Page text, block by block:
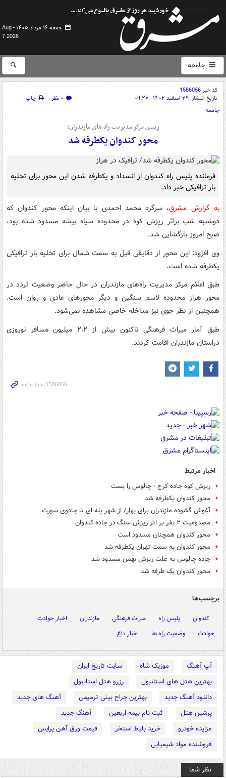
جمعه ۱۶ مرداد ۱۴۰۵ -
Aug
7 2026
جامعه
کد خبر1586056
تاریخ انتشار: ۲۹ اسفند ۱۴۰۲ - ۰۹:۲۶ ۰ نظر
چاپ
جامعه
رییس مرکز مدیریت راه های مازندران:
محور کندوان یکطرفه شد
فرمانده پلیس راه کندوان از انسداد و یکطرفه شدن این محور برای تخلیه
بار ترافیکی خبر داد.
به گزارش مشرق، سرگرد محمد احمدی با بیان اینکه محور کندوان که
دوشنبه شب براثر ریزش کوه در محدوده سیاه بیشه مسدود شده بود،
صبح امروز بازگشایی شد.
وی افزود: این محور از دقایقی قبل به سمت شمال برای تخلیه بار ترافیکی
یکطرفه شده است.
طبق اعلام مرکز مدیریت راه‌های مازندران در حال حاضر وضعیت تردد در
محور هراز محدوده لاسم سنگین و دیگر محورهای عادی و روان است.
همچنین از نظر جوی نیز مداخله خاصی مشاهده نمی‌شود.
طبق آمار میراث فرهنگی تاکنون بیش از ۲.۲ میلیون مسافر نوروزی
دراستان مازندران اقامت کردند.
اخبار مرتبط
ریزش کوه جاده کرج - چالوس را بست
محور کندوان یکطرفه شد
آغوش گشوده مازندران برای بهار/ از شهر پله ای تا جادوی سورت
مصدومیت ۲ نفر بر اثر ریزش سنگ در جاده کندوان
محور کندوان همچنان مسدود است
محور کندوان به سمت تهران یکطرفه شد
جاده چالوس به علت ریزش بهمن مسدود شد
محور کندوان یک طرفه شد
برچسب‌ها
کندوان پلیس راه میراث فرهنگی مازندران
اخبار حوادث
حوادث
وضعیت راه ها اخبار داغ
آپ آهنگ موزیک شاه
سایت تاریخ ایران
بهترین هتل های استانبول
رزرو هتل استانبول
دانلود آهنگ جدید
بهترین جراح بینی ترمیمی
آهنگ های جدید
پرشین هتل
ثبت نام بیمه اربعین
آهنگ جدید
مزایده خودرو
خرید بلیط استخر
قیمت ورق آهن پرایس
فروشنده مواد شیمیایی
نظر شما